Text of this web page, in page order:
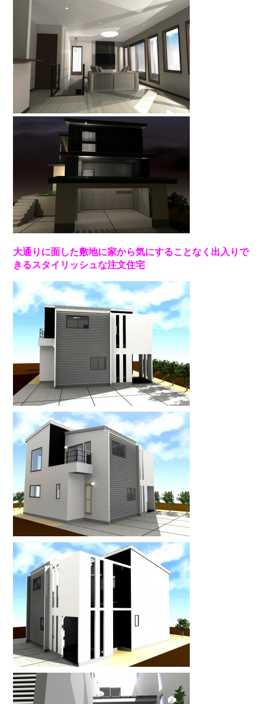
大通りに面した敷地に家から気にすることなく出入りで
きるスタイリッシュな注文住宅